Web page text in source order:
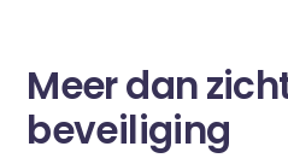
Meer dan
beveiliging